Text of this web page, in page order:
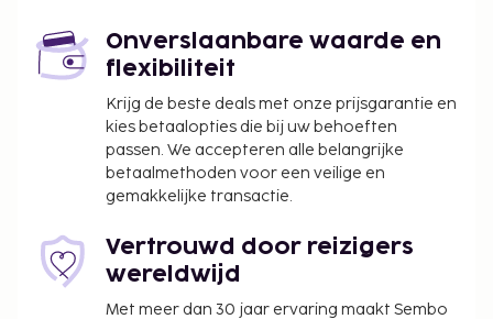
Ter plaatse heb je gratis parkeerplaatsen. De
accommodatie heeft een tuin waar je van het
uitzicht kunt genieten.
De volgende kosten dienen bij de accommodatie te
worden betaald. De kosten kunnen inclusief
toepasselijke belastingen zijn:
Schadeborg: EUR 200 per verblijf
Er wordt een stadsbelasting door de stad geïnd
en bij de accommodatie in rekening gebracht.
Deze belasting wordt per seizoen aangepast en
Onverslaanbare waarde en
flexibiliteit
Krijg de beste deals met onze prijsgarantie en
kies betaalopties die bij uw behoeften
passen. We accepteren alle belangrijke
betaalmethoden voor een veilige en
gemakkelijke transactie.
Vertrouwd door reizigers
wereldwijd
Met meer dan 30 jaar ervaring maakt Sembo